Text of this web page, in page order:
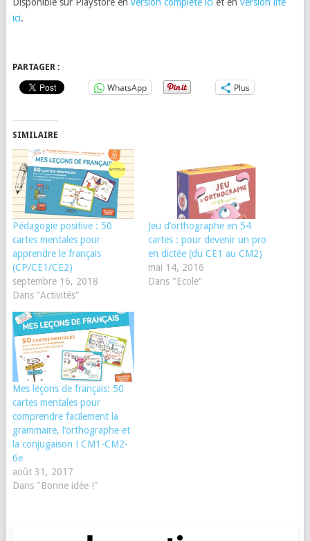
Disponible sur Playstore en version complète ici et en version lite
ici.
PARTAGER :
WhatsApp Plus
SIMILAIRE
Pédagogie positive : 50
cartes mentales pour
apprendre le français
(CP/CE1/CE2)
septembre 16, 2018
Dans "Activités"
Jeu d’orthographe en 54
cartes : pour devenir un pro
en dictée (du CE1 au CM2)
mai 14, 2016
Dans "Ecole"
Mes leçons de français: 50
cartes mentales pour
comprendre facilement la
grammaire, l’orthographe et
la conjugaison ! CM1-CM2-
6e
août 31, 2017
Dans "Bonne idée !"